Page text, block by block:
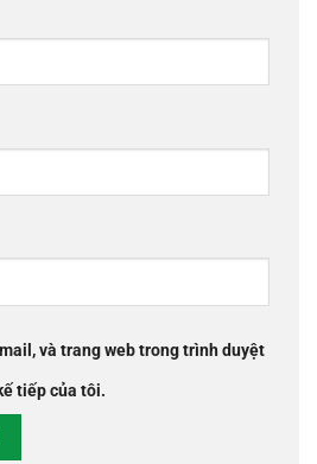
và trang web trong trình duyệt
tiếp của tôi.